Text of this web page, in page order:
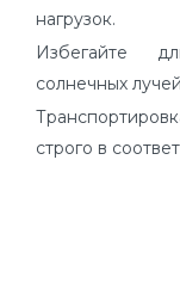
нагрузок.
Избегайте
солнечных
строго в